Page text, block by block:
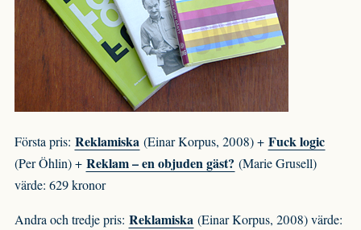
Första pris: Reklamiska (Einar Korpus, 2008) + Fuck logic
(Per Öhlin) + Reklam – en objuden gäst? (Marie Grusell)
värde: 629 kronor
Andra och tredje pris: Reklamiska (Einar Korpus, 2008) värde: